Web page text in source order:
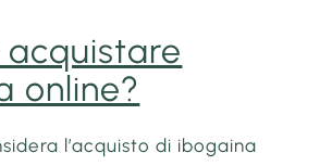
acquistare
online?
l’acquisto di ibogaina